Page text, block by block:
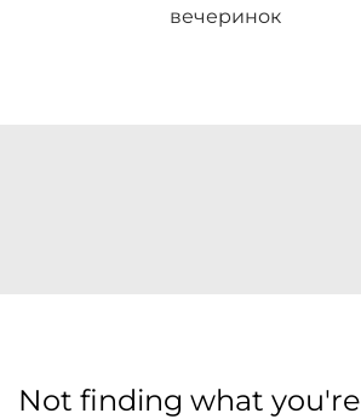
вечеринок
Not finding what you're